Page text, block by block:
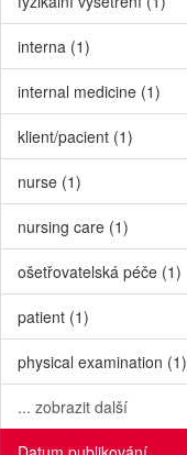
interna (1)
internal medicine (1)
klient/pacient (1)
nurse (1)
nursing care (1)
ošetřovatelská péče (1)
patient (1)
physical examination (1)
... zobrazit další